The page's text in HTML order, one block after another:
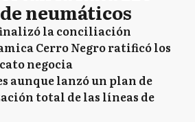
neumáticos
la conciliación
Cerro Negro ratificó los
negocia
aunque lanzó un plan de
total de las líneas de